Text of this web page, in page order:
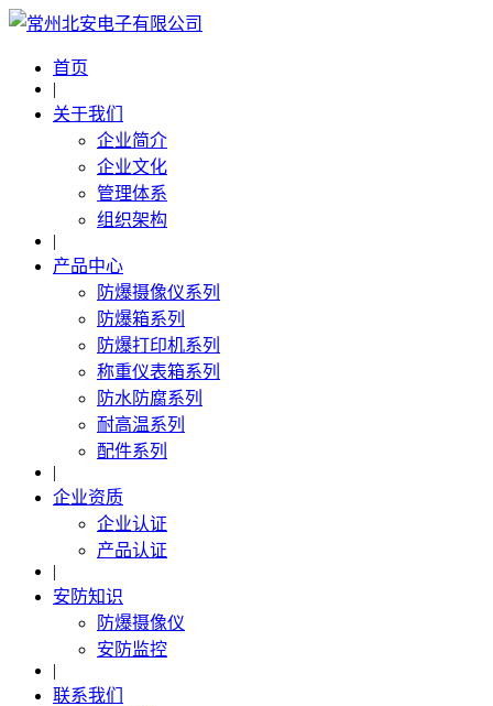
首页
|
关于我们
企业简介
企业文化
管理体系
组织架构
|
产品中心
防爆摄像仪系列
防爆箱系列
防爆打印机系列
称重仪表箱系列
防水防腐系列
耐高温系列
配件系列
|
企业资质
企业认证
产品认证
|
安防知识
防爆摄像仪
安防监控
|
联系我们